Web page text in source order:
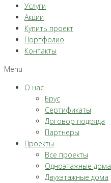
Услуги
Акции
Купить проект
Портфолио
Контакты
Menu
О нас
Брус
Сертификаты
Договор подряда
Партнеры
Проекты
Все проекты
Одноэтажные дома
Двухэтажные дома